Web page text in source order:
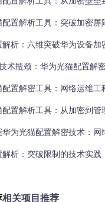
如果克隆失败，请检查网络
发库
Linux系统可通过包管理器
解析工具：突破加密屏障的网络
解析：六维突破华为设备加
术瓶颈：华为光猫配置解
配置解密工具：网络运维工
置解析工具：从加密到管理的
为光猫配置解密技术：网络运
解析：突破限制的技术实践
相关项目推荐